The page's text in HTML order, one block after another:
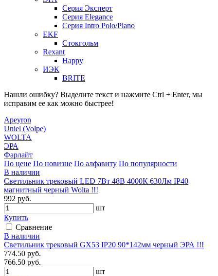
Серия Эксперт
Серия Elegance
Серия Intro Polo/Plano
EKF
Стокгольм
Rexant
Happy
ИЭК
BRITE
Нашли ошибку? Выделите текст и нажмите Ctrl + Enter, мы
исправим ее как можно быстрее!
Apeyron
Uniel (Volpe)
WOLTA
ЭРА
Фарлайт
По цене По новизне По алфавиту По популярности
В наличии
Светильник трековый LED 7Вт 48В 4000К 630Лм IP40
магнитный черный Wolta !!!
992 руб.
шт
Купить
Сравнение
В наличии
Светильник трековый GX53 IP20 90*142мм черный ЭРА !!!
774.50 руб.
766.50 руб.
шт